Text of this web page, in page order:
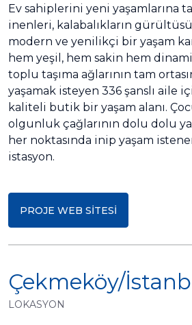
Ev sahiplerini yeni yaşamlarına
inenleri, kalabalıkların
modern ve yenilikçi bir yaşam
hem yeşil, hem sakin hem
toplu taşıma ağlarının tam
yaşamak isteyen 336 şanslı aile
kaliteli butik bir yaşam alanı.
olgunluk çağlarının dolu dolu
her noktasında inip yaşam
istasyon.
PROJE WEB SİTESİ
Çekmeköy/
LOKASYON